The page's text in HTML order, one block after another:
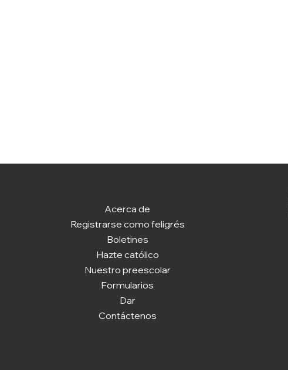
Acerca de
Registrarse como feligrés
Boletines
Hazte católico
Nuestro preescolar
Formularios
Dar
Contáctenos